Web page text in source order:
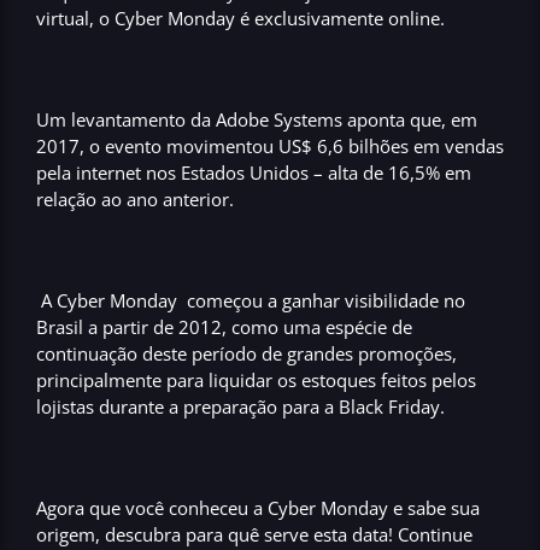
virtual, o Cyber Monday é exclusivamente online.
Um levantamento da Adobe Systems aponta que, em
2017, o evento movimentou US$ 6,6 bilhões em vendas
pela internet nos Estados Unidos – alta de 16,5% em
relação ao ano anterior.
ACyber Monday começou a ganhar visibilidade no
Brasil a partir de 2012, como uma espécie de
continuação deste período de grandes promoções,
principalmente para liquidar os estoques feitos pelos
lojistas durante a preparação para a Black Friday.
Agora que você conheceu a Cyber Monday e sabe sua
origem, descubra para quê serve esta data! Continue